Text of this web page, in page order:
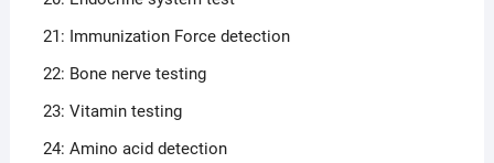
21: Immunization Force detection
22: Bone nerve testing
23: Vitamin testing
24: Amino acid detection